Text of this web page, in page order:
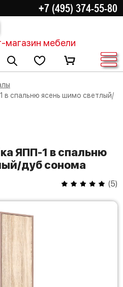
+7 (495) 374-55-80
магазин мебели
дуб сонома
(5)